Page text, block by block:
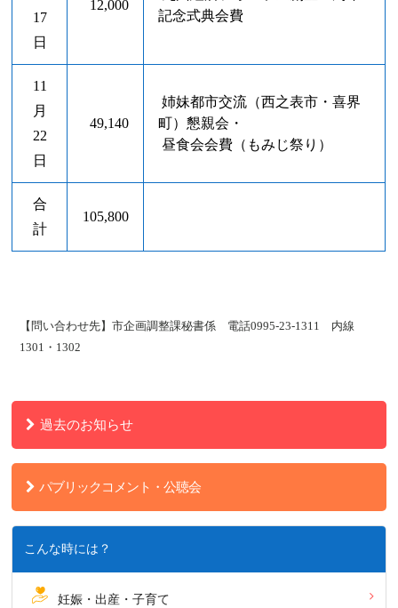
17
日
12,000
記念式典会費
11
月
22
日
49,140
姉妹都市交流（西之表市・喜界
町）懇親会・
昼食会会費（もみじ祭り）
合
計
105,800
【問い合わせ先】市企画調整課秘書係 電話0995-23-1311 内線
1301・1302
過去のお知らせ
パブリックコメント・公聴会
こんな時には？
妊娠・出産・子育て